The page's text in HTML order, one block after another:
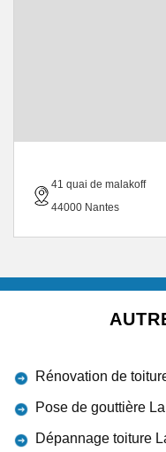
41 quai de malakoff
44000 Nantes
Rénovation de
Pose de gouttière
Dépannage toiture